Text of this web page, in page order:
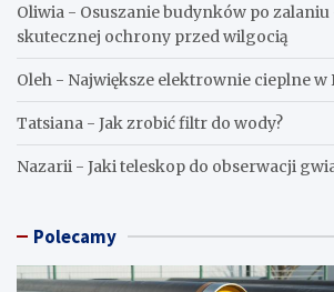
Oliwia - Osuszanie budynków po
skutecznej ochrony przed wilgocią
Oleh - Największe elektrownie cieplne w
Tatsiana - Jak zrobić filtr do wody?
Nazarii - Jaki teleskop do obserwacji
Polecamy